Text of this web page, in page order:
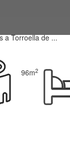
a Torroella de ...
96m2